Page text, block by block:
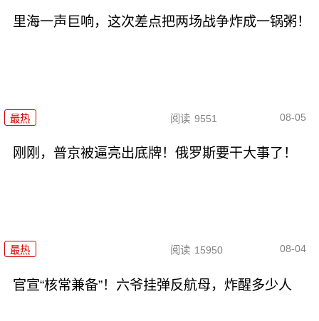
里海一声巨响，这次差点把两场战争炸成一锅粥！
最热 阅读 9551 08-05
刚刚，普京被逼亮出底牌！俄罗斯要干大事了！
最热 阅读 15950 08-04
官宣“核常兼备”！六爷挂弹反航母，炸醒多少人